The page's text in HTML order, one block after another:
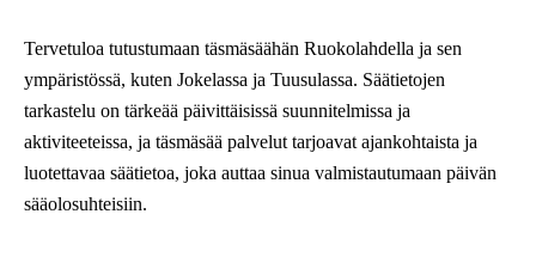
Tervetuloa tutustumaan täsmäsäähän Ruokolahdella ja sen
ympäristössä, kuten Jokelassa ja Tuusulassa. Säätietojen
tarkastelu on tärkeää päivittäisissä suunnitelmissa ja
aktiviteeteissa, ja täsmäsää palvelut tarjoavat ajankohtaista ja
luotettavaa säätietoa, joka auttaa sinua valmistautumaan päivän
sääolosuhteisiin.